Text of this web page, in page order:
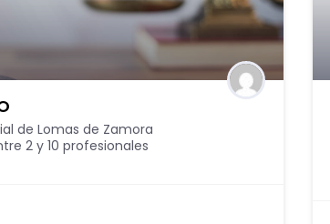
de Lomas de Zamora
2 y 10 profesionales